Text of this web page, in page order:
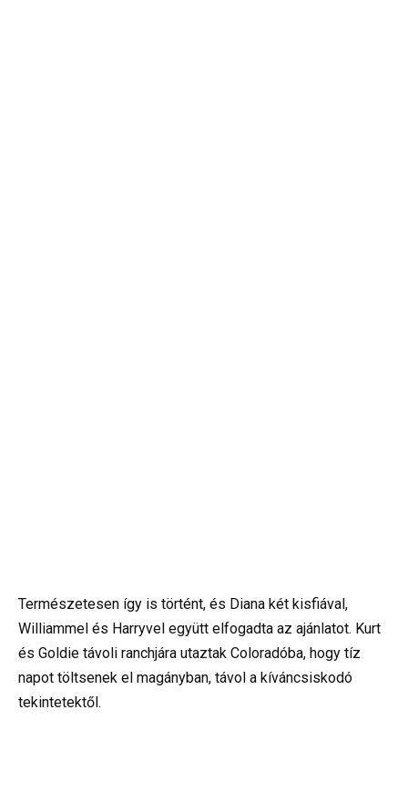
Természetesen így is történt, és Diana két kisfiával,
Williammel és Harryvel együtt elfogadta az ajánlatot. Kurt
és Goldie távoli ranchjára utaztak Coloradóba, hogy tíz
napot töltsenek el magányban, távol a kíváncsiskodó
tekintetektől.